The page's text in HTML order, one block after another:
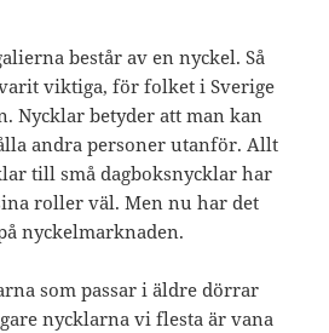
består av en nyckel. Så
viktiga, för folket i Sverige
Nycklar betyder att man kan
andra personer utanför. Allt
till små dagboksnycklar har
roller väl. Men nu har det
nyckelmarknaden.
som passar i äldre dörrar
nycklarna vi flesta är vana